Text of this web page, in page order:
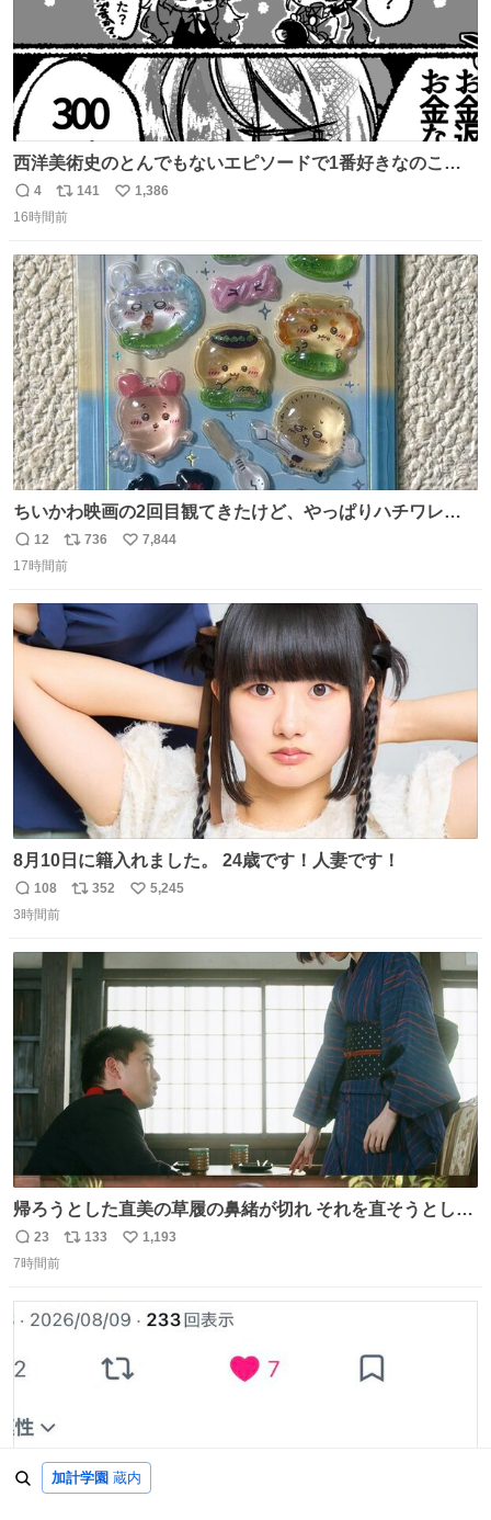
加計学園 蔵内
西洋美術史のとんでもないエピソードで1番好きなのこれ
モネのエピソード大体面白い #絵がみの美術史創作
返
信
4
リ
ポ
ト
数
141
い
数
1,386
16時間前
ちいかわ映画の2回目観てきたけど、やっぱりハチワレの
「ハモりすごいよッ…」に対するちいかわの「エ゛ッ!?(い
まそんな場合じゃねぇだろお前よぉ)」が面白すぎる。
返
信
12
リ
ポ
ト
数
736
い
7,844
17時間前
8月10日に籍入れました。 24歳です！人妻です！
返
信
108
リ
ト
数
352
い
数
5,245
3時間前
帰ろうとした直美の草履の鼻緒が切れ それを直そうとした
小川がさらに壊し…… 結果、直美をおんぶして送ることに
なりました。 👇鼻緒はいつも恋のキューピッド？
薫る 上坂樹里 甲斐翔真
返
信
23
リ
ト
133
い
数
1,193
7時間前